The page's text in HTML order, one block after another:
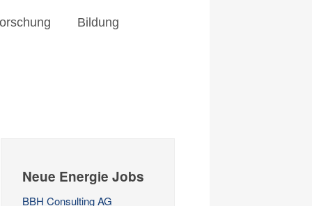
Bildung
Neue Energie Jobs
BBH Consulting AG